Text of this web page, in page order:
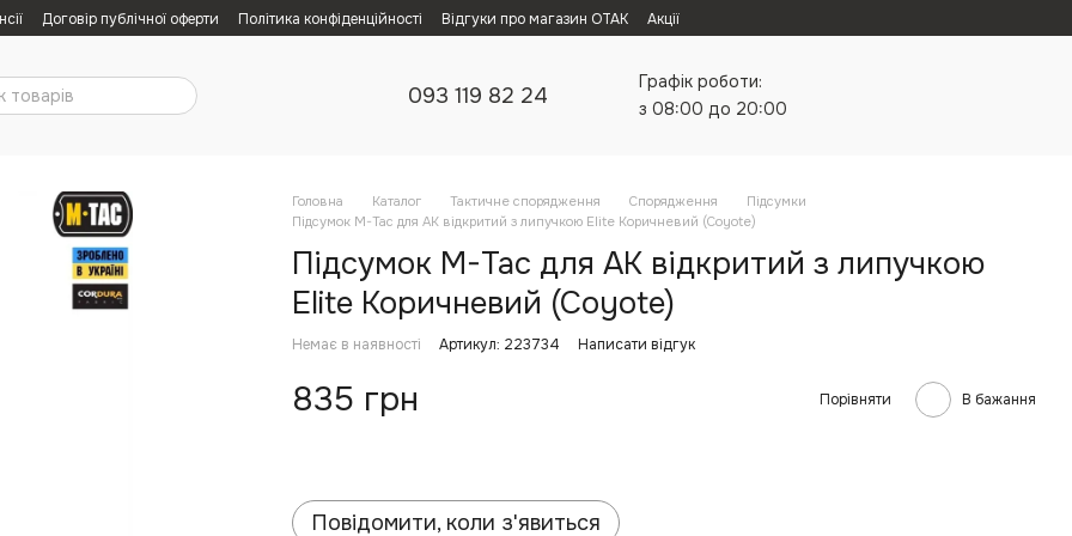
Договір публічної оферти Політика конфіденційності Відгуки про магазин ОТАК Акції
093 119 82 24
Графік роботи:
з 08:00 до 20:00
Головна Каталог Тактичне спорядження Спорядження
Підсумки
Підсумок M-Tac для АК відкритий з липучкою Elite Коричневий (Coyote)
Підсумок M-Tac для АК відкритий з липучкою
Elite Коричневий (Coyote)
Немає в наявності Артикул: 223734 Написати відгук
835 грн Порівняти В бажання
Повідомити, коли з'явиться